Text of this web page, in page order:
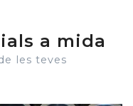
a mida
les teves